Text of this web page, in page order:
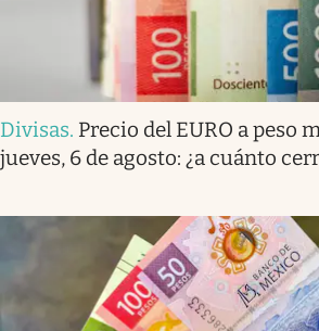
Divisas. Precio del EURO a peso
jueves, 6 de agosto: ¿a cuánto